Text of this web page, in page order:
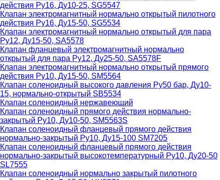
действия Ру16, Ду10-25, SG5547
Клапан электромагнитный нормально открытый пилотного
действия Ру16, Ду15-50, SG5534
Клапан электромагнитный нормально открытый для пара
Ру12, Ду15-50, SA5578
Клапан фланцевый электромагнитный нормально
открытый для пара Ру12, Ду25-50, SA5578F
Клапан электромагнитный нормально открытый прямого
действия Ру10, Ду15-50, SM5564
Клапан соленоидный высокого давления Ру50 бар, Ду10-
15, нормально-открытый SB5534
Клапан соленоидный нержавеющий
Клапан соленоидный прямого действия нормально-
закрытый Ру10, Ду10-50, SM5563S
Клапан соленоидный фланцевый прямого действия
нормально-закрытый Ру10, Ду15-100 SM7205
Клапан соленоидный фланцевый прямого действия
нормально-закрытый высокотемпературный Ру10, Ду20-50
SL7555
Клапан соленоидный нормально закрытый пилотного